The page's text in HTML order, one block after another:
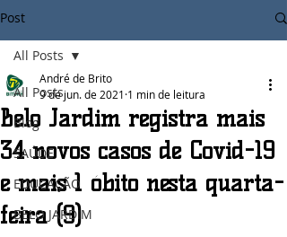
Post
All Posts
Blog
SAÚDE
EDUCAÇÃO
BELO JARDIM
All Posts
Belo Jardim registra mais
34 novos casos de Covid-19
e mais 1 óbito nesta quarta-
feira (9)
André de Brito
9 de jun. de 2021 1 min de leitura